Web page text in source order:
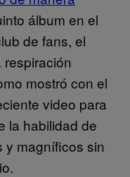
álbum en el
de fans, el
mostró con el
video para
la habilidad de
y magníficos sin